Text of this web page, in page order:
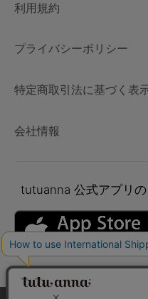
利用規約
プライバシーポリシー
特定商取引法に基づく表
会社情報
tutuanna 公式アプリ